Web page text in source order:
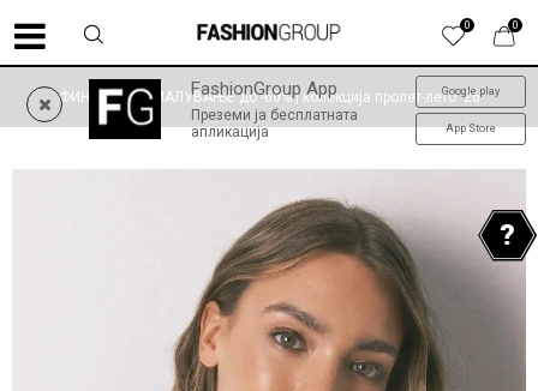
0
0
FashionGroup App
Преземи ја бесплатната
апликација
Google play
App Store
ФИНАЛНО НАМАЛУВАЊЕ до -60% | колекција пролет-лето '26